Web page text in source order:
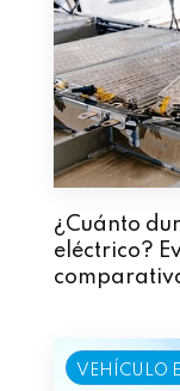
¿Cuánto
eléctrico?
VEHÍCULO